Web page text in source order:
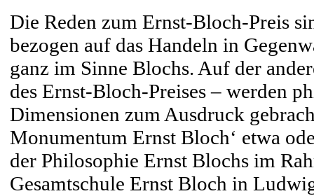
Die Reden zum Ernst-Bloch-Preis
bezogen auf das Handeln in
ganz im Sinne Blochs. Auf der
des Ernst-Bloch-Preises – werden
Dimensionen zum Ausdruck
Monumentum Ernst Bloch‘ etwa
der Philosophie Ernst Blochs im
Gesamtschule Ernst Bloch in